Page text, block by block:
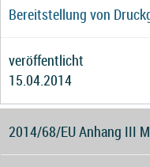
Bereitstellung von
veröffentlicht
15.04.2014
2014/68/EU Anhang III